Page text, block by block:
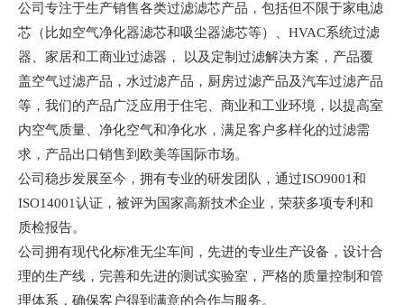
公司专注于生产销售各类过滤滤芯产品，包括但不限于家电滤
芯（比如空气净化器滤芯和吸尘器滤芯等）、 HVAC系统过滤
器、家居和工商业过滤器， 以及定制过滤解决方案，产品覆
盖空气过滤产品，水过滤产品，厨房过滤产品及汽车过滤产品
等，我们的产品广泛应用于住宅、商业和工业环境，以提高室
内空气质量、净化空气和净化水，满足客户多样化的过滤需
求，产品出口销售到欧美等国际市场。
公司稳步发展至今，拥有专业的研发团队，通过ISO9001和
ISO14001认证，被评为国家高新技术企业，荣获多项专利和
质检报告。
公司拥有现代化标准无尘车间，先进的专业生产设备，设计合
理的生产线，完善和先进的测试实验室，严格的质量控制和管
理体系，确保客户得到满意的合作与服务。